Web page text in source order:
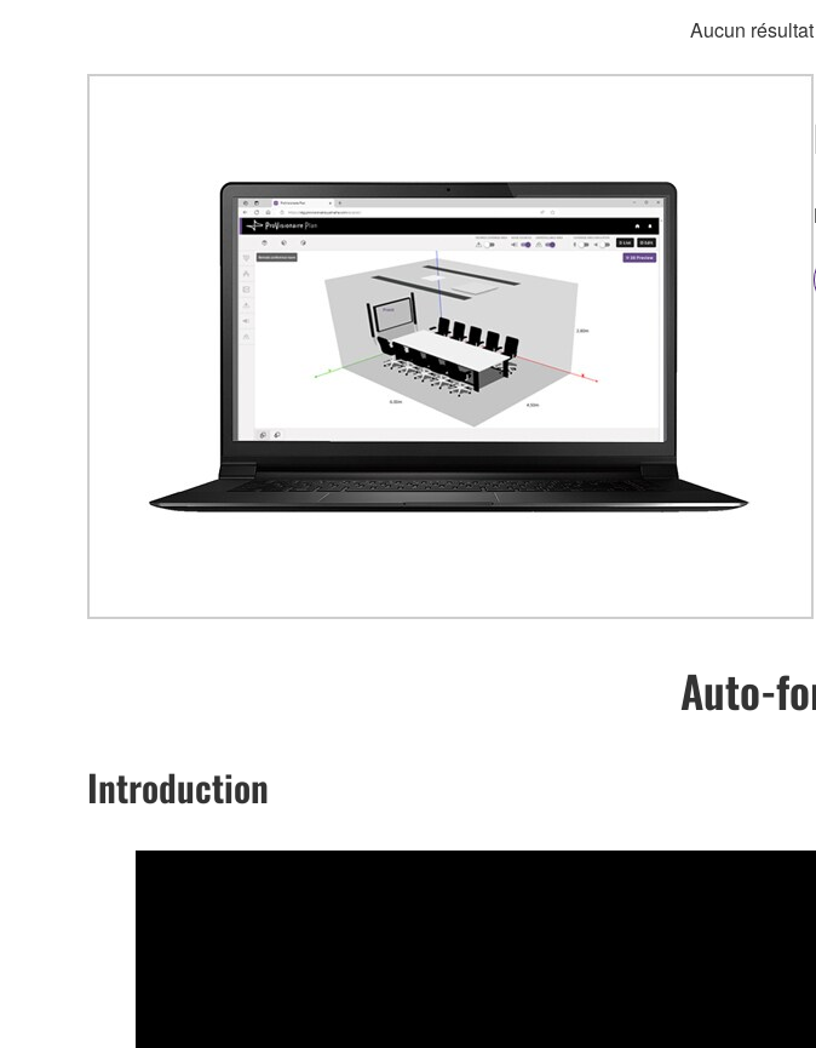
Aucun
Auto-
Introduction